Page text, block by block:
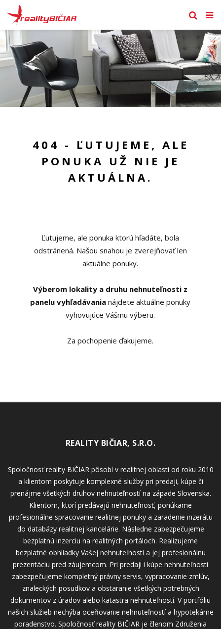
404 - ĽUTUJEME, ALE
PONUKA UŽ NIE JE
AKTUÁLNA.
Ľutujeme, ale ponuka ktorú hľadáte, bola
odstránená. Našou snahou je zverejňovať len
aktuálne ponuky.
Výberom lokality a druhu nehnuteľnosti z
panelu vyhľadávania nájdete aktuálne ponuky
vyhovujúce Vášmu výberu.
Za pochopenie ďakujeme.
REALITY BIČIAR, S.R.O.
Spoločnosť reality BIČIAR pôsobí v realitnej oblasti od roku 2010
a klientom poskytuje komplexné služby pri predaji, kúpe či
prenájme všetkých druhov nehnuteľností na západe Slovenska.
Klientom, ktorí predávajú nehnuteľnosť, ponúkame
profesionálne spracovanie realitnej ponuky a zaradenie inzerátu
do databázy realitnej kancelárie. Následne zabezpečujeme
bezplatnú inzerciu na realitných portáloch. Realizujeme
bezplatné obhliadky Vašej nehnuteľnosti a jej profesionálnu
prezentáciu pred záujemcom. Pri predaji i kúpe nehnuteľnosti
zabezpečujeme kompletný právny servis, vypracovanie zmlúv,
znaleckých posudkov a obstaranie všetkých potrebných
dokumentov z úradov alebo katastra nehnuteľností. V portfóliu
našich služieb nechýba oceňovanie nehnuteľností a hypotekárne
poradenstvo. Spoločnosť reality BIČIAR je členom Združenia